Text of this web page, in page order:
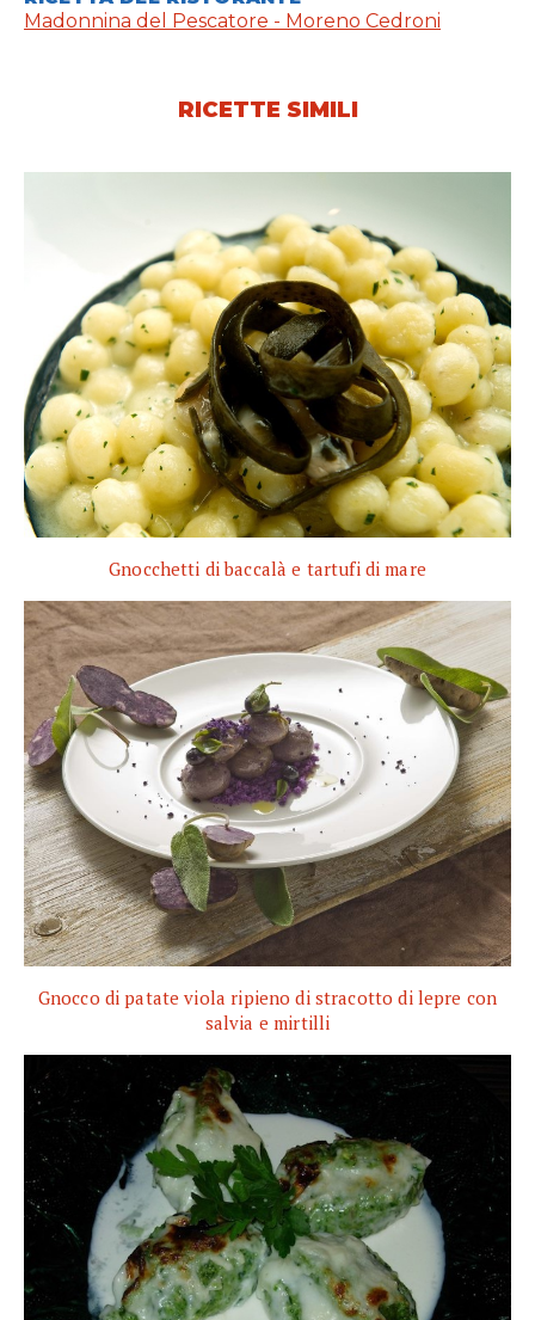
Madonnina del Pescatore - Moreno Cedroni
RICETTE SIMILI
Gnocchetti di baccalà e tartufi di mare
Gnocco di patate viola ripieno di stracotto di lepre con
salvia e mirtilli